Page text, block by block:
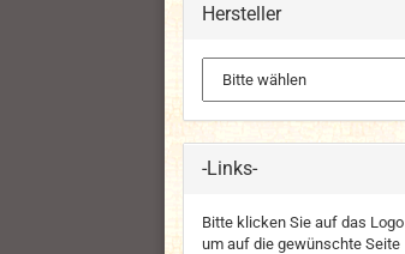
Hersteller
-Links-
Bitte klicken Sie auf das Logo
um auf die gewünschte Seite